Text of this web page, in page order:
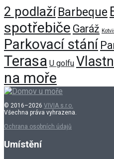
2 podlaží Barbeque
spotřebiče Garáž
Parkovací stání
Terasa U golfu
na moře
© 2016–2026 VIVIA s.r.o.
Všechna práva vyhrazena.
Ochrana osobních údajů
Umístění